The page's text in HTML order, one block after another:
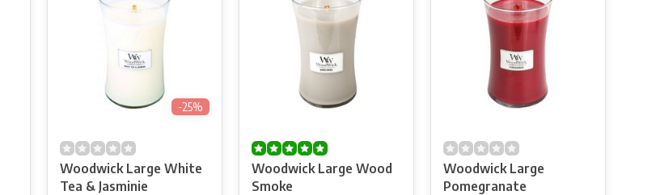
-25%
Woodwick Large White
Tea & Jasminie
Woodwick Large Wood
Smoke
Woodwick Large
Pomegranate